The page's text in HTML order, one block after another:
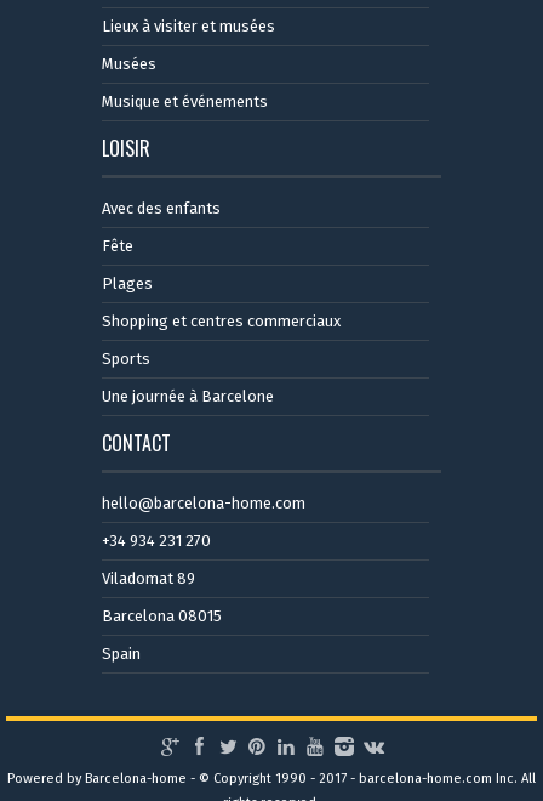
Lieux à visiter et musées
Musées
Musique et événements
LOISIR
Avec des enfants
Fête
Plages
Shopping et centres commerciaux
Sports
Une journée à Barcelone
CONTACT
hello@barcelona-home.com
+34 934 231 270
Viladomat 89
Barcelona 08015
Spain
Powered by Barcelona-home - © Copyright 1990 - 2017 - barcelona-home.com Inc. All